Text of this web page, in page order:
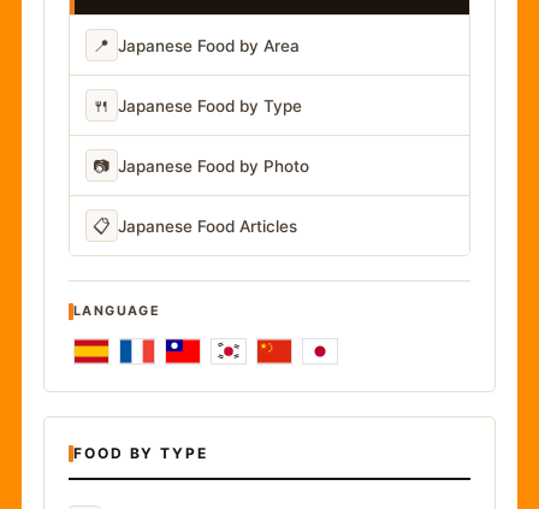
📍 Japanese Food by Area
🍴 Japanese Food by Type
📷 Japanese Food by Photo
📋 Japanese Food Articles
LANGUAGE
FOOD BY TYPE